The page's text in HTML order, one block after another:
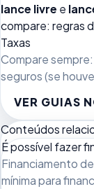
lance livre e
compare: regras
Taxas
Compare
seguros (se
VER GUIAS
Conteúdos
É possível fazer
Financiamento
mínima para